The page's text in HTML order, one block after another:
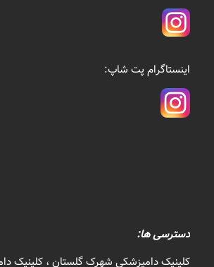
اینستاگرام پت شاپ:
دسترسی ها:
کلینیک دامپزشکی شهرک گلستان ، کلینیک